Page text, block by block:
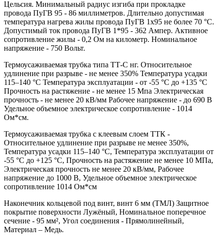
Цельсия. Минимальный радиус изгиба при прокладке
провода ПуГВ 95 - 86 миллиметров. Длительно допустимая
температура нагрева жилы провода ПуГВ 1х95 не более 70 °С.
Допустимый ток провода ПуГВ 1*95 - 362 Ампер. Активное
сопротивление жилы - 0,2 Ом на километр. Номинальное
напряжение - 750 Вольт.
Термоусаживаемая трубка типа ТТ-С нг. Относительное
удлинение при разрыве - не менее 350% Температура усадки
115–140 °C Температура эксплуатации - от -55 °C до +135 °C
Прочность на растяжение - не менее 15 Мпа Электрическая
прочность - не менее 20 кВ/мм Рабочее напряжение - до 690 В
Удельное объемное электрическое сопротивление - 1014
Ом*см.
Термоусаживаемая трубка с клеевым слоем ТТК -
Относительное удлинение при разрыве не менее 350%,
Температура усадки 115–140 °C, Температура эксплуатации от
-55 °C до +125 °C, Прочность на растяжение не менее 10 МПа,
Электрическая прочность не менее 20 кВ/мм, Рабочее
напряжение до 1000 В, Удельное объемное электрическое
сопротивление 1014 Ом*см
Наконечник кольцевой под винт, винт 6 мм (ТМЛ) Защитное
покрытие поверхности Лужёный, Номинальное поперечное
сечение - 95 мм², Угол соединения - Прямолинейный,
Материал – Медь.